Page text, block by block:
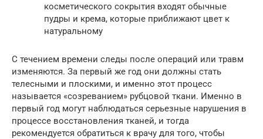
косметического сокрытия входят обычные
пудры и крема, которые приближают цвет к
натуральному
С течением времени следы после операций или травм
изменяются. За первый же год они должны стать
телесными и плоскими, и именно этот процесс
называется «созреванием» рубцовой ткани. Именно в
первый год могут наблюдаться серьезные нарушения в
процессе восстановления тканей, и тогда
рекомендуется обратиться к врачу для того, чтобы